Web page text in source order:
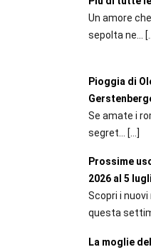
Un amore
sepolta ne...
Pioggia di
Se amate i
segret...
[…]
Prossime
2026 al 5
Scopri i
questa
La moglie